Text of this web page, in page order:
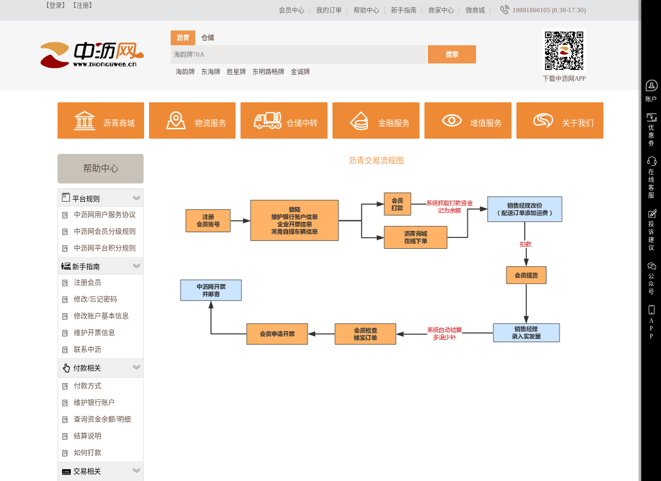
【登录】 【注册】
会员中心 我的订单 帮助中心 新手指南 商家中心 微商城 19991866105 (8:30-17:30)
沥青 仓储
搜索
海韵牌 东海牌 胜星牌 东明路畅牌
金诚牌
下载中沥网APP
沥青商城 物流服务 仓储中转 金融服务 增值服务 关于我们
帮助中心
平台规则
中沥网用户服务协议
中沥网会员分级规则
中沥网平台积分规则
新手指南
注册会员
修改/忘记密码
修改账户基本信息
维护开票信息
联系中沥
付款相关
付款方式
维护银行账户
查询资金余额/明细
结算说明
如何打款
交易相关
沥青交易流程图
账户
优
惠
劵
在
线
客
服
投
诉
建
议
公
众
号
A
P
P